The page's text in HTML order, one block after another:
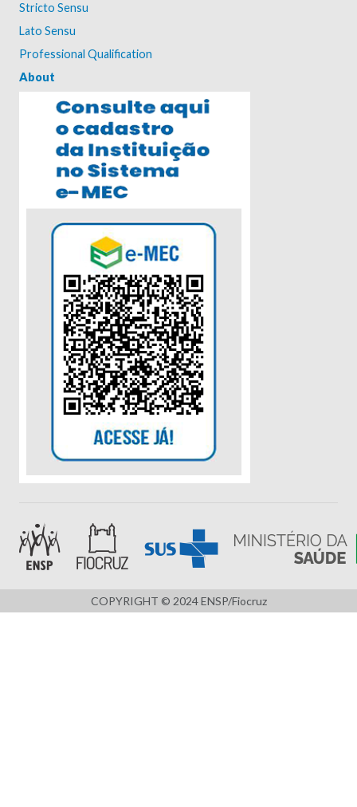
Stricto Sensu
Lato Sensu
Professional Qualification
About
COPYRIGHT © 2024 ENSP/Fiocruz